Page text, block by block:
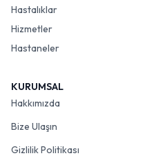
Hastalıklar
Hizmetler
Hastaneler
KURUMSAL
Hakkımızda
Bize Ulaşın
Gizlilik Politikası